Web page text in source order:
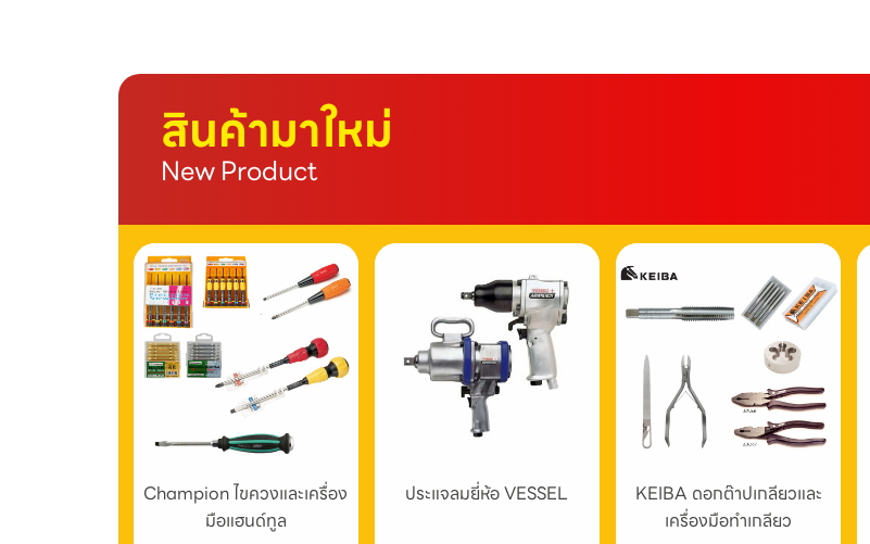
สินค้ามาใหม่
New Product
Champion ไขควงและเครื่อง
มือแฮนด์ทูล
ประแจลมยี่ห้อ VESSEL
KEIBA ดอกต๊าปเกลียวและ
เครื่องมือทำเกลียว